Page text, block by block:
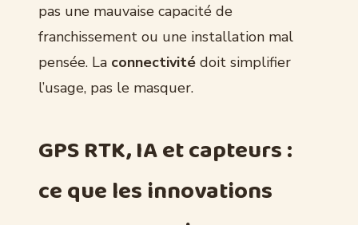
pas une mauvaise capacité de
franchissement ou une installation mal
pensée. La connectivité doit simplifier
l’usage, pas le masquer.
GPS RTK, IA et capteurs :
ce que les innovations